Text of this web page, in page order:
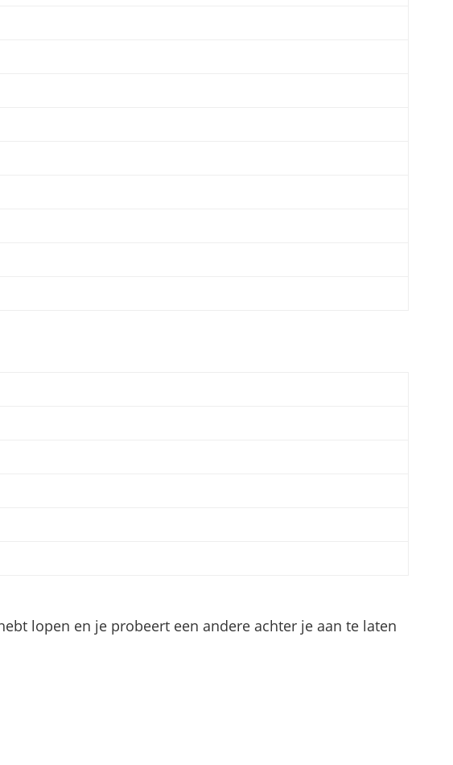
lopen en je probeert een andere achter je aan te laten